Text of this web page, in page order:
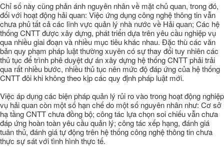
Chỉ số này cũng phản ánh nguyên nhân về mặt chủ quan, trong đó,
đối với hoạt động hải quan: Việc ứng dụng công nghệ thông tin vẫn
chưa phủ tất cả các lĩnh vực quản lý nhà nước về Hải quan; Các hệ
thống CNTT được xây dựng, phát triển dựa trên yêu cầu nghiệp vụ
qua nhiều giai đoạn và nhiều mục tiêu khác nhau. Đặc thù các văn
bản quy phạm pháp luật thường xuyên có sự thay đổi tuy nhiên các
thủ tục để trình phê duyệt dự án xây dựng hệ thống CNTT phải trải
qua rất nhiều bước, nhiều thủ tục nên mức độ đáp ứng của hệ thống
CNTT đôi khi không theo kịp các quy định pháp luật mới.
Việc áp dụng các biện pháp quản lý rủi ro vào trong hoạt động nghiệp
vụ hải quan còn một số hạn chế do một số nguyên nhân như: Cơ sở
hạ tầng CNTT chưa đồng bộ; công tác lựa chọn soi chiếu vẫn chưa
đáp ứng hoàn toàn yêu cầu quản lý; công tác xếp hạng, đánh giá
tuân thủ, đánh giá tự động trên hệ thống công nghệ thông tin chưa
thực sự sát với tình hình thực tế.